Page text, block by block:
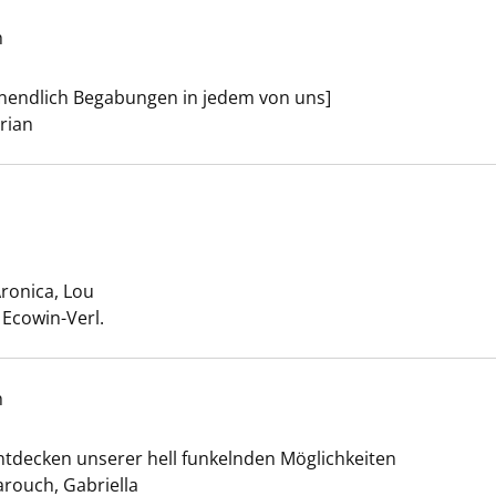
Begabungen in jedem von uns]
anzeigen
Lou
Verl.
anzeigenunserer hell funkelnden Möglichkeiten
Gabriella